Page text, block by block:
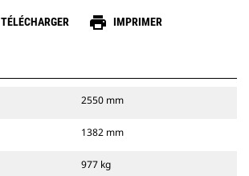
TÉLÉCHARGER print IMPRIMER
2550 mm
1382 mm
977 kg